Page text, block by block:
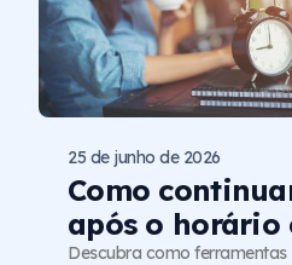
Como
após o horário
25 de junho de 2026
Descubra como